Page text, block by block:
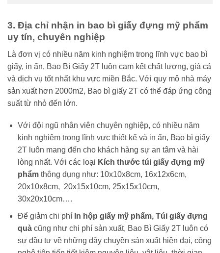
3. Địa chỉ nhận in bao bì giấy đựng mỹ phẩm
uy tín, chuyên nghiệp
Là đơn vị có nhiều năm kinh nghiệm trong lĩnh vực bao bì
giấy, in ấn, Bao Bì Giấy 2T luôn cam kết chất lượng, giá cả
và dịch vụ tốt nhất khu vực miền Bắc. Với quy mô nhà máy
sản xuất hơn 2000m2, Bao bì giấy 2T có thể đáp ứng công
suất từ nhỏ đến lớn.
Với đội ngũ nhân viên chuyên nghiệp, có nhiều năm
kinh nghiệm trong lĩnh vực thiết kế và in ấn, Bao bì giấy
2T luôn mang đến cho khách hàng sự an tâm và hài
lòng nhất. Với các loại Kích thước túi giấy đựng mỹ
phẩm thông dụng như: 10x10x8cm, 16x12x6cm,
20x10x8cm, 20x15x10cm, 25x15x10cm,
30x20x10cm….
Để giảm chi phí In hộp giấy mỹ phẩm, Túi giấy đựng
quàcũng như chi phí sản xuất, Bao Bì Giấy 2T luôn có
sự đầu tư về những dây chuyền sản xuất hiện đại, công